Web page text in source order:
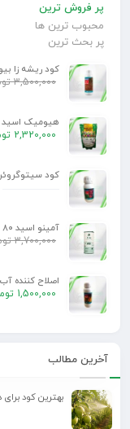
سبد
پر فروش ترین
محبوب ترین ها
پر بحث ترین
کود ریشه زا
3,500,000
هیومیک
2,320,000
کود
آمینو اسید 80 درصد زایز انگلستان
3,700,000
اصلاح کننده
1,500,000
آخرین مطالب
بهترین کود